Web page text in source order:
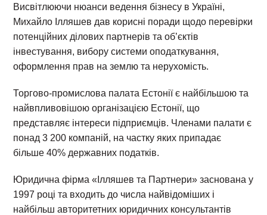
Висвітлюючи нюанси ведення бізнесу в Україні,
Михайло Ілляшев дав корисні поради щодо перевірки
потенційних ділових партнерів та об’єктів
інвестування, вибору системи оподаткування,
оформлення прав на землю та нерухомість.
Торгово-промислова палата Естонії є найбільшою та
найвпливовішою організацією Естонії, що
представляє інтереси підприємців. Членами палати є
понад 3 200 компаній, на частку яких припадає
більше 40% державних податків.
Юридична фірма «Ілляшев та Партнери» заснована у
1997 році та входить до числа найвідоміших і
найбільш авторитетних юридичних консультантів